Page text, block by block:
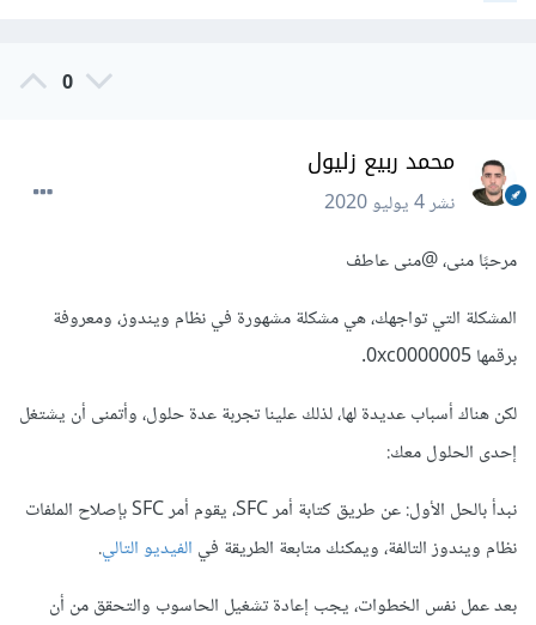
0
محمد ربيع زليول
نشر4 يوليو 2020
مرحبًا منى،@منى عاطف
المشكلة التي تواجهك، هي مشكلة مشهورة في نظام ويندوز، ومعروفة
برقمها 0xc0000005.
لكن هناك أسباب عديدة لها، لذلك علينا تجربة عدة حلول، وأتمنى أن يشتغل
إحدى الحلول معك:
نبدأ بالحل الأول: عن طريق كتابة أمر SFC، يقوم أمر SFC بإصلاح الملفات
نظام ويندوز التالفة، ويمكنك متابعة الطريقة في الفيديو التالي.
بعد عمل نفس الخطوات، يجب إعادة تشغيل الحاسوب والتحقق من أن